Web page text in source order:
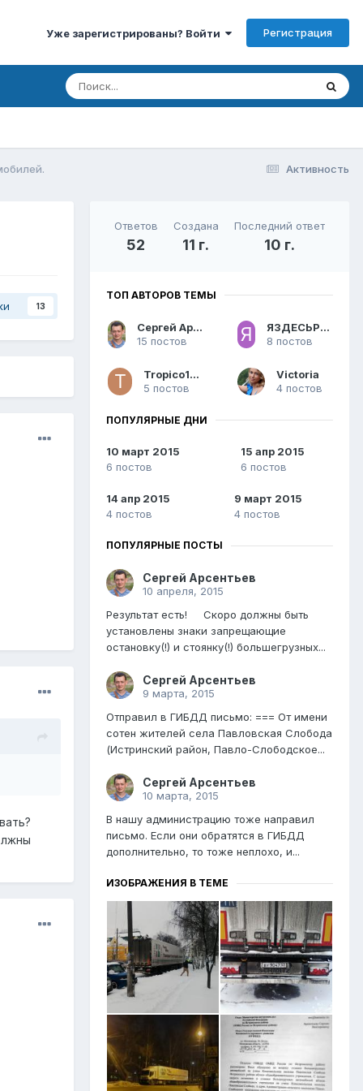
Уже зарегистрированы? Войти Регистрация
Активность
13
Ответов
52
Создана
11 г.
Последний ответ
10 г.
ТОП АВТОРОВ ТЕМЫ
Сергей Арсентьев
15 постов
ЯЗДЕСЬРОДИЛСЯ
8 постов
Tropico1976
5 постов
Victoria
4 постов
ПОПУЛЯРНЫЕ ДНИ
10 март 2015
6 постов
15 апр 2015
6 постов
14 апр 2015
4 постов
9 март 2015
4 постов
ПОПУЛЯРНЫЕ ПОСТЫ
Сергей Арсентьев
10 апреля, 2015
Результат есть! Скоро должны быть
установлены знаки запрещающие
остановку(!) и стоянку(!) большегрузных...
Сергей Арсентьев
9 марта, 2015
Отправил в ГИБДД письмо: === От имени
сотен жителей села Павловская Слобода
(Истринский район, Павло-Слободское...
Сергей Арсентьев
10 марта, 2015
В нашу администрацию тоже направил
письмо. Если они обратятся в ГИБДД
дополнительно, то тоже неплохо, и...
ИЗОБРАЖЕНИЯ В ТЕМЕ